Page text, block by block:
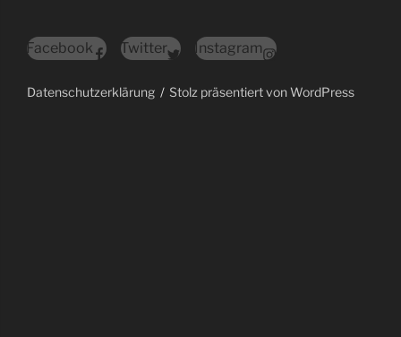
Facebook Twitter Instagram
Datenschutzerklärung Stolz präsentiert von WordPress